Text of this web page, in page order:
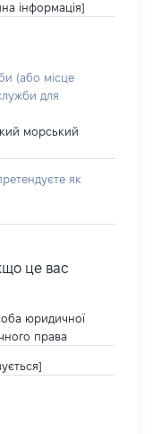
інформація]
(або місце
для
морський
як
це вас
юридичної
права